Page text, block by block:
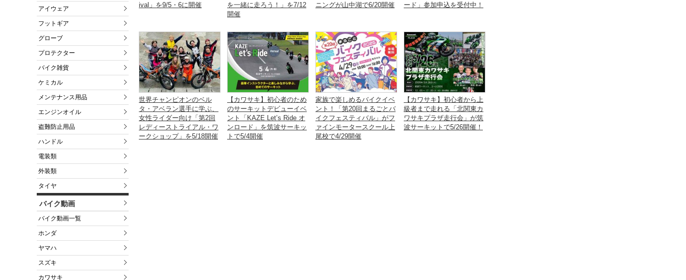
アイウェア
フットギア
グローブ
プロテクター
バイク雑貨
ケミカル
メンテナンス用品
エンジンオイル
盗難防止用品
ハンドル
電装類
外装類
タイヤ
バイク動画
バイク動画一覧
ホンダ
ヤマハ
スズキ
カワサキ
ival」を9/5・6に開催
を一緒に走ろう！」を7/12
開催
ニングが山中湖で6/20開催
ード」参加申込を受付中！
世界チャンピオンのベル
タ・アベラン選手に学ぶ、
女性ライダー向け「第2回
レディーストライアル・ワ
ークショップ」を5/18開催
【カワサキ】初心者のため
のサーキットデビューイベ
ント「KAZE Let’s Ride オ
ンロード」を筑波サーキッ
トで5/4開催
家族で楽しめるバイクイベ
ント！「第20回まるごとバ
イクフェスティバル」がフ
ァインモータースクール上
尾校で4/29開催
【カワサキ】初心者から上
級者まで走れる「北関東カ
ワサキプラザ走行会」が筑
波サーキットで5/26開催！